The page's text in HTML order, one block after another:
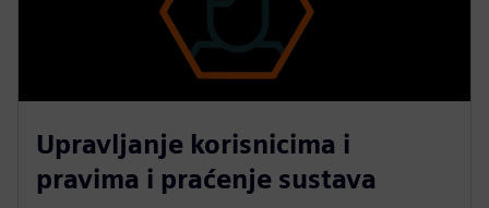
Upravljanje korisnicima i
pravima i praćenje sustava